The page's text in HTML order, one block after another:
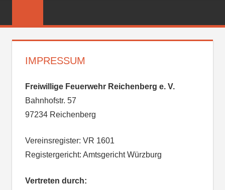
FEUERWEHR
IMPRESSUM
Freiwillige Feuerwehr Reichenberg e. V.
Bahnhofstr. 57
97234 Reichenberg
Vereinsregister: VR 1601
Registergericht: Amtsgericht Würzburg
Vertreten durch: